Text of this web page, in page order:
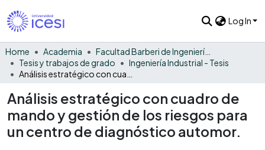
Log In
Home Academia
Facultad Barberi de Ingeniería, Diseño y Ciencias Aplicadas
Tesis y trabajos de grado
Ingeniería Industrial - Tesis
Análisis estratégico con cuadro de
mando y gestión de los riesgos para
un centro de diagnóstico automor.